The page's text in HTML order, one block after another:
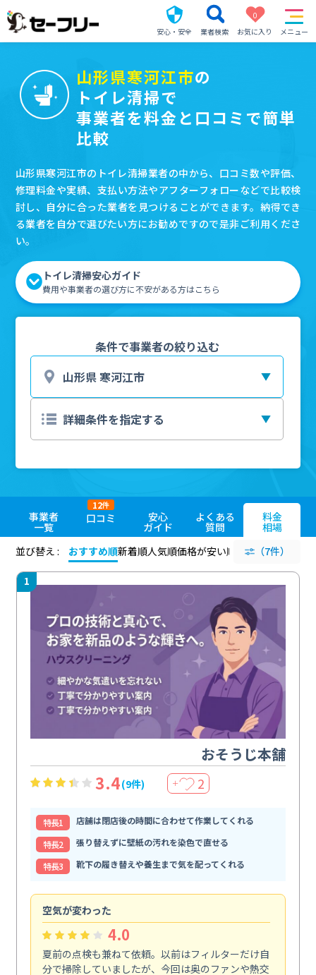
安心・安全 業者検索
0
お気に入り
メニュー
山形県寒河江市の
トイレ清掃で
事業者を料金と口コミで簡単
比較
山形県寒河江市のトイレ清掃業者の中から、口コミ数や評価、
修理料金や実績、支払い方法やアフターフォローなどで比較検
討し、自分に合った業者を見つけることができます。納得でき
る業者を自分で選びたい方にお勧めですので是非ご利用くださ
い。
トイレ清掃安心ガイド
費用や事業者の選び方に不安がある方はこちら
条件で事業者の絞り込む
事業者
一覧
口コミ
12件
安心
ガイド
よくある
質問
料金
相場
並び替え :
おすすめ順新着順人気順価格が安い順 評価が高い順
（7件）
1
おそうじ本舗
3.4(9件) ＋ 2
特⻑1
店舗は閉店後の時間に合わせて作業してくれる
特⻑2
張り替えずに壁紙の汚れを染色で直せる
特⻑3
靴下の履き替えや養生まで気を配ってくれる
空気が変わった
4.0
夏前の点検も兼ねて依頼。以前はフィルターだけ自
分で掃除していましたが、今回は奥のファンや熱交